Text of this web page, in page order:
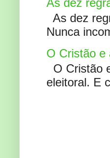
As dez
As dez
Nunca
O Cristão e
O Cristão
eleitoral. E